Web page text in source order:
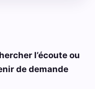
l’écoute ou
de demande